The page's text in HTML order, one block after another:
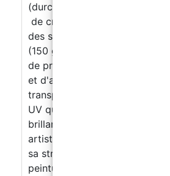
(durcisseur) Cette résine
de créer des formes et des
des surfaces et des toiles.
(150 g à 30 ° C) : 40 min, il
de programmer d'abord le
et d'appliquer la résine.
transparent auto-nivelant,
UV qui crée une couche
brillante. ART PRO, la résine
artistes : spécifiquement
sa structure dense elle permet
peintures avec la technique